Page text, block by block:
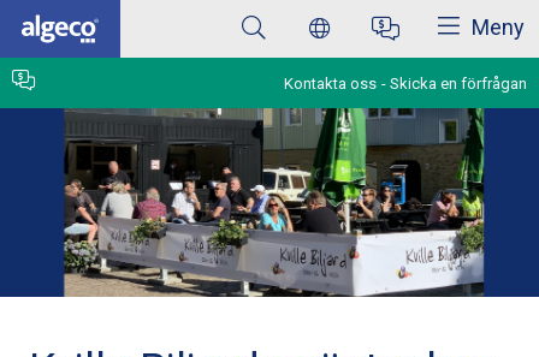
Hoppa
huvudinnehåll
Meny
Kontakta oss Skicka en förfrågan